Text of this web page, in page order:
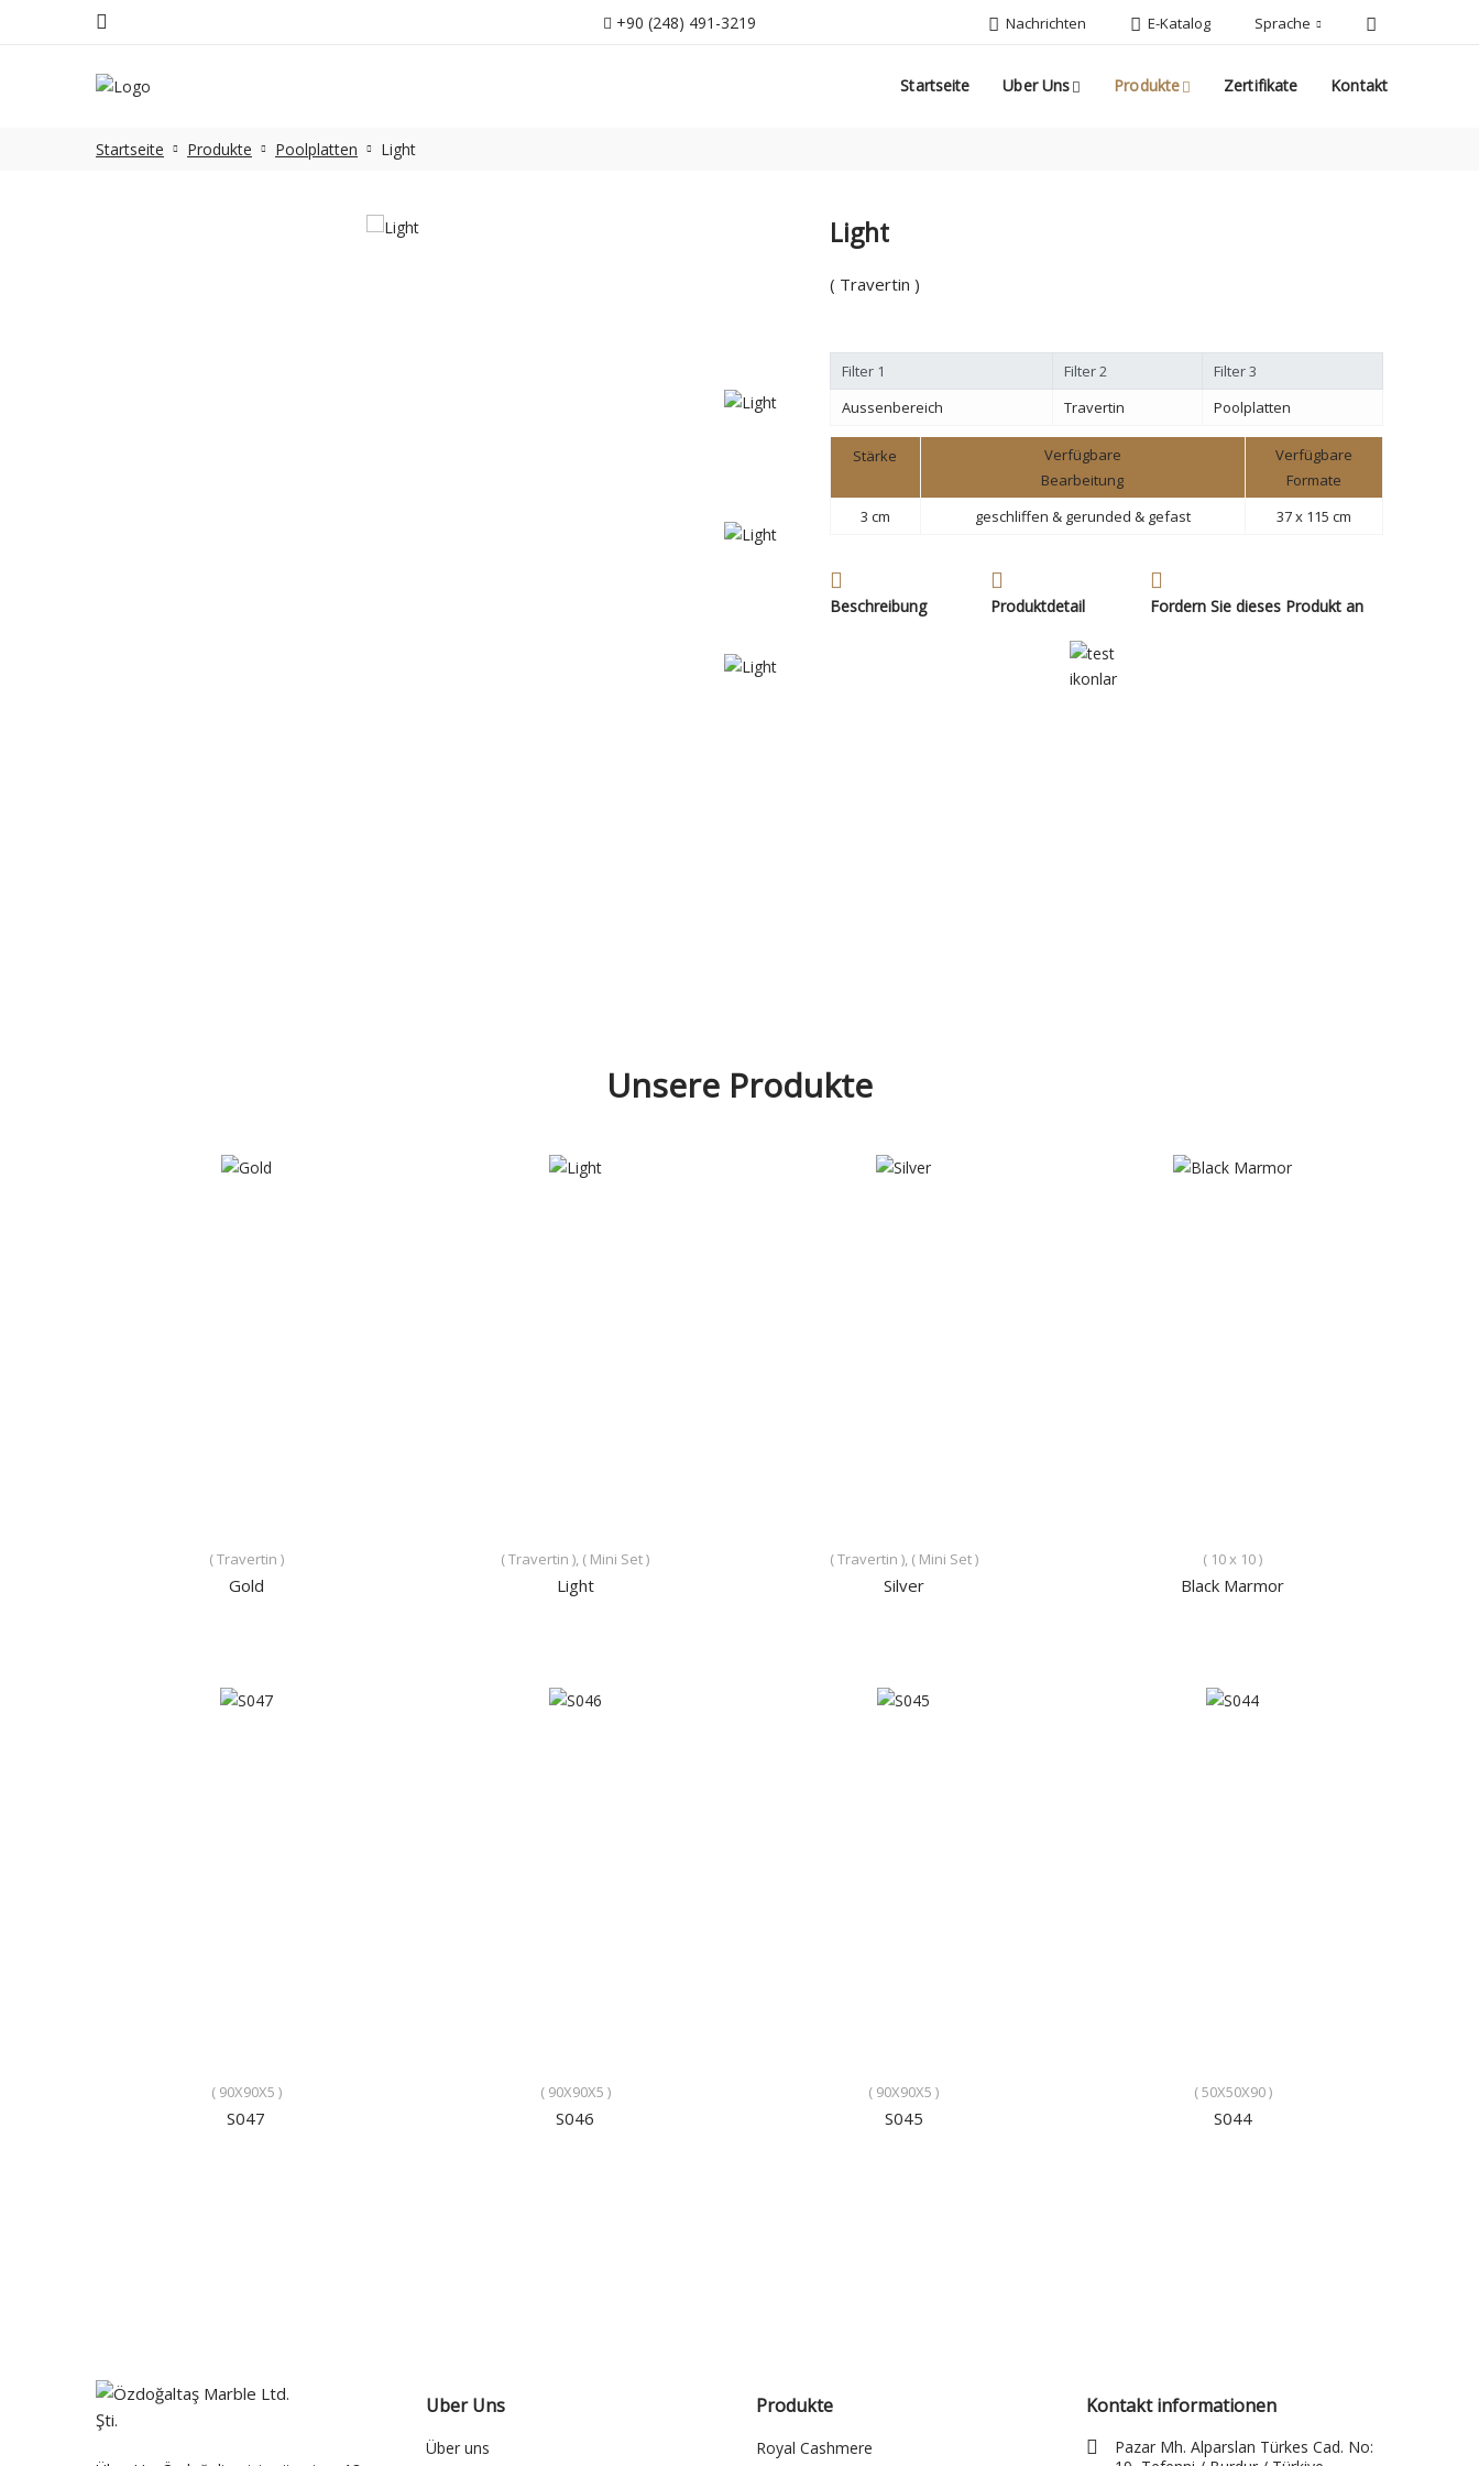
Startseite Uber Uns Zertifikate Kontakt
+90 (248) 491-3219 Nachrichten E-Katalog Sprache
Startseite Uber Uns Produkte Zertifikate Kontakt
Startseite Produkte Poolplatten Light
Light
( Travertin )
Filter 1 Filter 2
Filter 3
Aussenbereich
Travertin Poolplatten
Stärke
Verfügbare
Bearbeitung
Verfügbare
Formate
3 cm
geschliffen & gerunded & gefast 37 x 115 cm
Beschreibung Produktdetail Fordern Sie dieses Produkt an
Unsere Produkte
( Travertin )
Gold
( Travertin ), ( Mini Set )
Light
( Travertin ), ( Mini Set )
Silver
( 10 x 10 )
Black Marmor
( 90X90X5 )
S047
( 90X90X5 )
S046
( 90X90X5 )
S045
( 50X50X90 )
S044
Uber Uns
Über uns
Produkte
Royal Cashmere
Kontakt informationen
Pazar Mh. Alparslan Türkes Cad. No: